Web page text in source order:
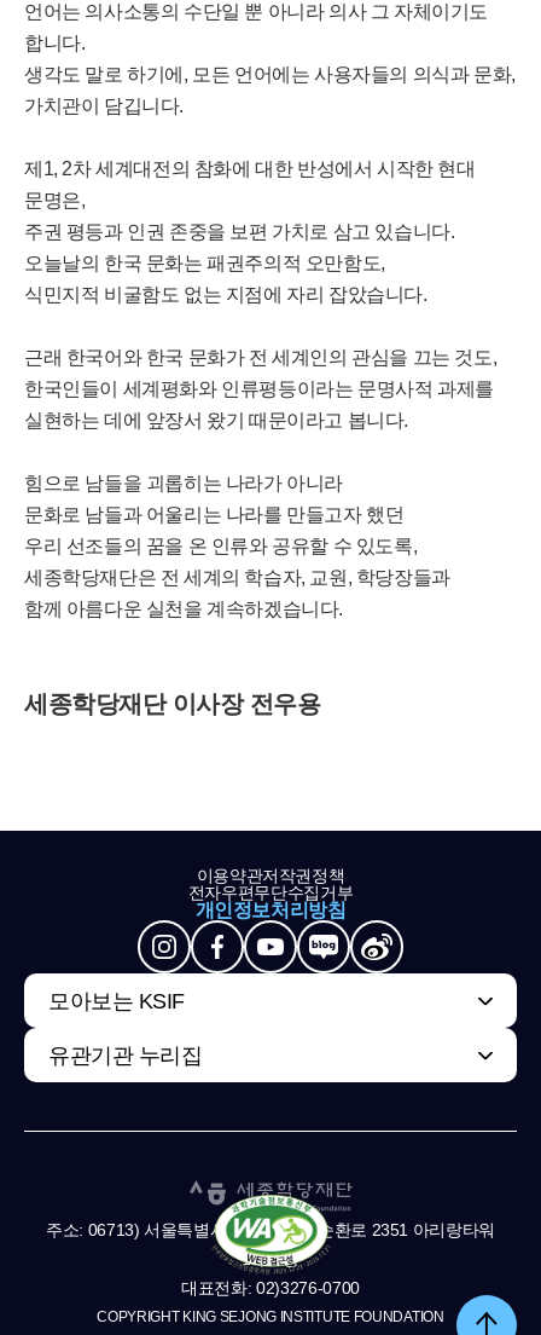
언어는 의사소통의 수단일 뿐 아니라 의사 그 자체이기도
합니다.
생각도 말로 하기에, 모든 언어에는 사용자들의 의식과 문화,
가치관이 담깁니다.
제1, 2차 세계대전의 참화에 대한 반성에서 시작한 현대
문명은,
주권 평등과 인권 존중을 보편 가치로 삼고 있습니다.
오늘날의 한국 문화는 패권주의적 오만함도,
식민지적 비굴함도 없는 지점에 자리 잡았습니다.
근래 한국어와 한국 문화가 전 세계인의 관심을 끄는 것도,
한국인들이 세계평화와 인류평등이라는 문명사적 과제를
실현하는 데에 앞장서 왔기 때문이라고 봅니다.
힘으로 남들을 괴롭히는 나라가 아니라
문화로 남들과 어울리는 나라를 만들고자 했던
우리 선조들의 꿈을 온 인류와 공유할 수 있도록,
세종학당재단은 전 세계의 학습자, 교원, 학당장들과
함께 아름다운 실천을 계속하겠습니다.
세종학당재단 이사장 전우용
이용약관저작권정책
전자우편무단수집거부
개인정보처리방침
모아보는 KSIF
유관기관 누리집
주소: 06713) 서울특별시 서초구 남부순환로 2351 아리랑타워
11,13층
대표전화: 02)3276-0700
COPYRIGHT KING SEJONG INSTITUTE FOUNDATION